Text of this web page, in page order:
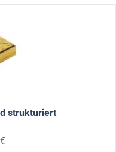
strukturiert